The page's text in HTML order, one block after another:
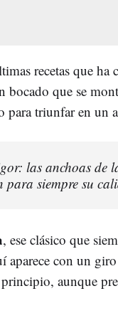
recetas que ha
bocado que se
para triunfar en un
las anchoas de
para siempre su
, ese clásico que
aparece con un
aunque